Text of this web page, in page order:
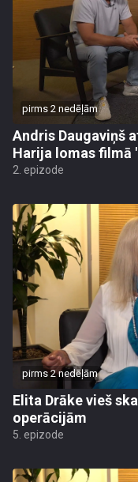
pirms 2 nedēļām
Andris Daugaviņš
Harija lomas filmā
2. epizode
pirms 2 nedēļām
Elita Drāke vieš
operācijām
5. epizode